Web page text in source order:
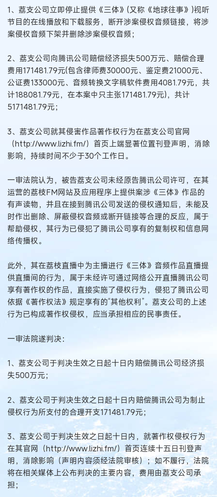
1、荔支公司立即停止提供《三体》(又称《地球往事》)视听
节目的在线播放和下载服务，断开涉案侵权音频链接，将涉
案侵权音频下架并删除涉案侵权音频；
2、荔支公司向腾讯公司赔偿经济损失500万元、赔偿合理
费用171481.79元(包含律师费30000元、鉴定费21000元、
公证费133000元、音频转换文字稿软件费用4081.79元，共
计188081.79元，在本案中只主张171481.79元)，共计
5171481.79元；
3、荔支公司就其侵害作品著作权行为在荔支公司官网
（http://www.lizhi.fm/）首页上端显著位置刊登声明，消除
影响，持续时间不少于30个工作日。
一审法院认为，被告荔支公司未经原告腾讯公司许可，在其
运营的荔枝FM网站及应用程序上提供案涉《三体》作品的
有声读物，并且在接到腾讯公司发送的侵权通知后，未能及
时作出删除、屏蔽侵权音频或断开链接等合理的反应，属于
帮助侵权，其行为已侵犯了腾讯公司享有的复制权和信息网
络传播权。
此外，其在荔枝直播中为主播进行《三体》音频作品直播提
供直播间的行为，属于未经许可通过网络公开直播腾讯公司
享有著作权的作品，直接实施了侵权行为，侵犯了腾讯公司
依据《著作权法》规定享有的“其他权利”。荔支公司的上述
行为已构成著作权侵权，应当承担相应的民事责任。
一审法院遂判决：
1、荔支公司于判决生效之日起十日内赔偿腾讯公司经济损
失500万元；
2、荔支公司于判决生效之日起十日内赔偿腾讯公司为制止
侵权行为所支付的合理开支171481.79元；
3、荔支公司于判决生效之日起十日内，就著作权侵权行为
在其官网（http://www.lizhi.fm/）首页连续十五日刊登声
明，消除影响（声明内容须经法院审核）；如不履行，法院
将在相关媒体上公布判决的主要内容，费用由荔支公司承
担；